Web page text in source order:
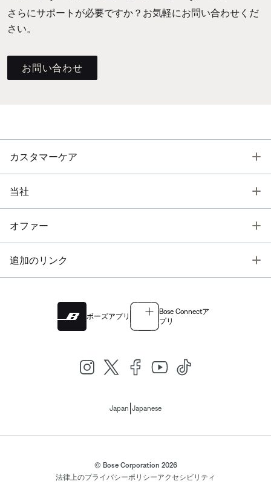
さらにサポートが必要ですか？お気軽にお問い合わせくだ
さい。
お問い合わせ
カスタマーケア
当社
オファー
追加のリンク
ボーズアプリ
Bose Connectア
プリ
Japan Japanese
© Bose Corporation 2026
法律上のプライバシーポリシーアクセシビリティ